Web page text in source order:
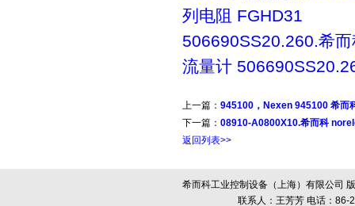
列电阻 FGHD31
506690SS20.260.希
流量计
上一篇： 945100，Nexen 945100 希而
下一篇： 08910-A0800X10.希而科
返回列表>>
希而科工业控制设备（上海）有限公司
联系人：王芳芳 电话：